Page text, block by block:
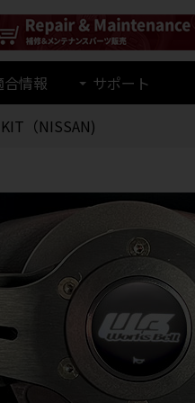
合情報 サポート
（NISSAN)